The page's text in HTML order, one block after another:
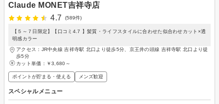
Claude MONET吉祥寺店
4.7
(589件)
【５～７日限定】【口コミ4.7 】髪質・ライフスタイルに合わせた似合わせカット×透
明感カラー
アクセス：JR中央線 吉祥寺駅 北口より徒歩5分、京王井の頭線 吉祥寺駅 北口より徒
歩5分
カット単価： ￥3,680～
ポイントが貯まる・使える メンズ歓迎
スペシャルメニュー